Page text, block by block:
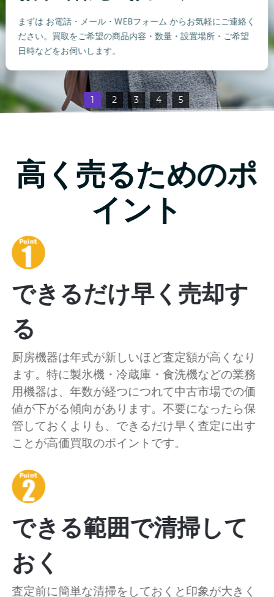
まずは お電話・メール・WEBフォーム からお気軽にご連絡く
ださい。買取をご希望の商品内容・数量・設置場所・ご希望
日時などをお伺いします。
1 2 3 4 5
高く売るためのポ
イント
できるだけ早く売却す
る
厨房機器は年式が新しいほど査定額が高くなり
ます。特に製氷機・冷蔵庫・食洗機などの業務
用機器は、年数が経つにつれて中古市場での価
値が下がる傾向があります。不要になったら保
管しておくよりも、できるだけ早く査定に出す
ことが高価買取のポイントです。
できる範囲で清掃して
おく
査定前に簡単な清掃をしておくと印象が大きく